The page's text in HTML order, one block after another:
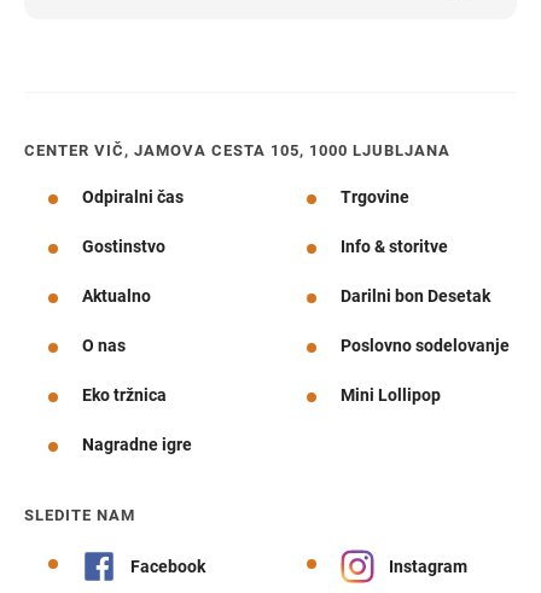
CENTER VIČ, JAMOVA CESTA 105, 1000 LJUBLJANA
Odpiralni čas Trgovine
Gostinstvo Info & storitve
Aktualno Darilni bon Desetak
O nas Poslovno sodelovanje
Eko tržnica Mini Lollipop
Nagradne igre
SLEDITE NAM
Facebook Instagram